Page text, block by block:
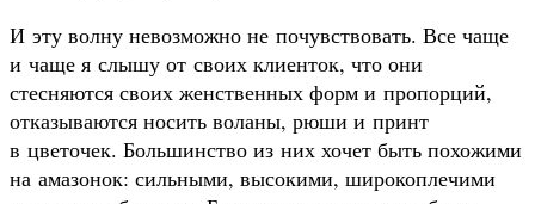
И эту волну невозможно не почувствовать. Все чаще
и чаще я слышу от своих клиенток, что они
стесняются своих женственных форм и пропорций,
отказываются носить воланы, рюши и принт
в цветочек. Большинство из них хочет быть похожими
на амазонок: сильными, высокими, широкоплечими